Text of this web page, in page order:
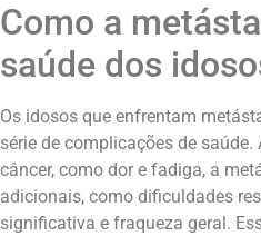
Como a
saúde dos
Os idosos que enfrentam
série de complicações de
câncer, como dor e fadiga, a
adicionais, como dificuldades
significativa e fraqueza geral.